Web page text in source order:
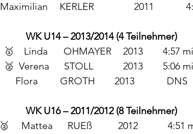
4. 	Maximilian 	KERLER                2011
WK U14 – 2013/2014 (4 Teilnehmer)
🥇	Linda 	OHMAYER	2013
🥈  Verena      STOLL		2013
Flora         GROTH	2013             DNS
WK U16 – 2011/2012 (8 Teilnehmer)
🥈	 Mattea      RUEß	 	2012